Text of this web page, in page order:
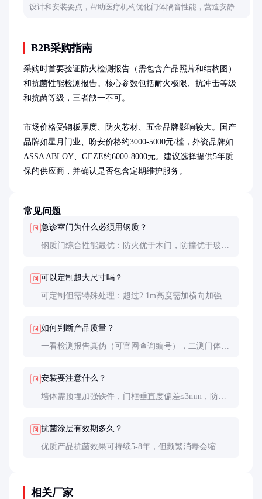
设计和安装要点，帮助医疗机构优化门体隔音性能，营造安静诊
B2B采购指南
采购时首要验证防火检测报告（需包含产品照片和结构图）
和抗菌性能检测报告。核心参数包括耐火极限、抗冲击等级
和抗菌等级，三者缺一不可。
市场价格受钢板厚度、防火芯材、五金品牌影响较大。国产
品牌如星月门业、盼安价格约3000-5000元/樘，外资品牌如
ASSA ABLOY、GEZE约6000-8000元。建议选择提供5年质
保的供应商，并确认是否包含定期维护服务。
常见问题
问 急诊室门为什么必须用钢质？
钢质门综合性能最优：防火优于木门，防撞优于玻璃
问 可以定制超大尺寸吗？
可定制但需特殊处理：超过2.1m高度需加横向加强
问 如何判断产品质量？
一看检测报告真伪（可官网查询编号），二测门体平
问 安装要注意什么？
墙体需预埋加强铁件，门框垂直度偏差≤3mm，防火
问 抗菌涂层有效期多久？
优质产品抗菌效果可持续5-8年，但频繁消毒会缩短
相关厂家